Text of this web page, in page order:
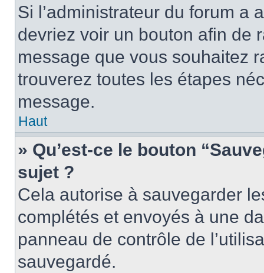
Si l’administrateur du forum a
devriez voir un bouton afin de
message que vous souhaitez
trouverez toutes les étapes
message.
Haut
» Qu’est-ce le bouton
sujet ?
Cela autorise à sauvegarder
complétés et envoyés à une
panneau de contrôle de
sauvegardé.